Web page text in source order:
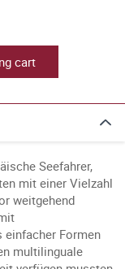
cart
Seefahrer,
mit einer Vielzahl
weitgehend
einfacher Formen
multilinguale